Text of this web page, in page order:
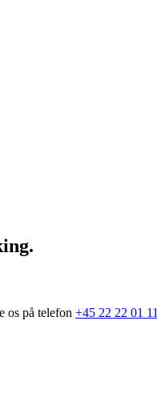
os på telefon +45 22 22 01 11